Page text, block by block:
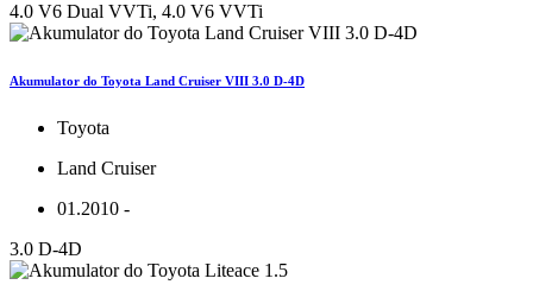
4.0 V6 Dual VVTi, 4.0 V6 VVTi
Akumulator do Toyota Land Cruiser VIII 3.0 D-4D
Toyota
Land Cruiser
01.2010 -
3.0 D-4D